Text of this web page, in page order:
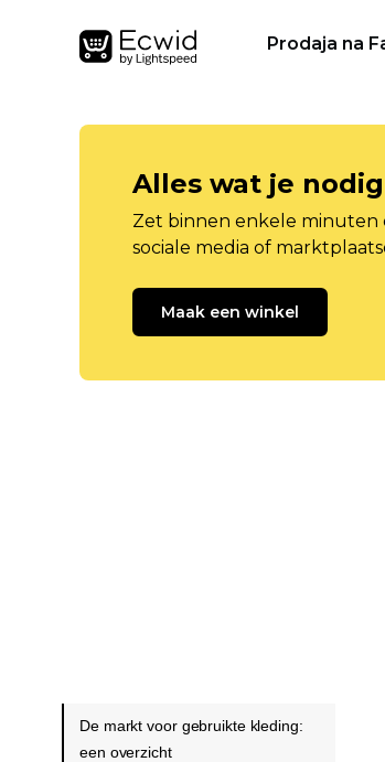
Prodaja na
Alles wat je
Zet binnen enkele minuten
sociale media of
Maak een winkel
De markt voor gebruikte kleding:
een overzicht